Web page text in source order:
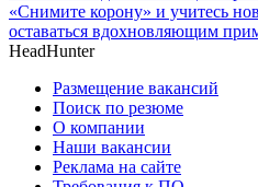
«Снимите корону» и учитесь
оставаться вдохновляющим
HeadHunter
Размещение вакансий
Поиск по резюме
О компании
Наши вакансии
Реклама на сайте